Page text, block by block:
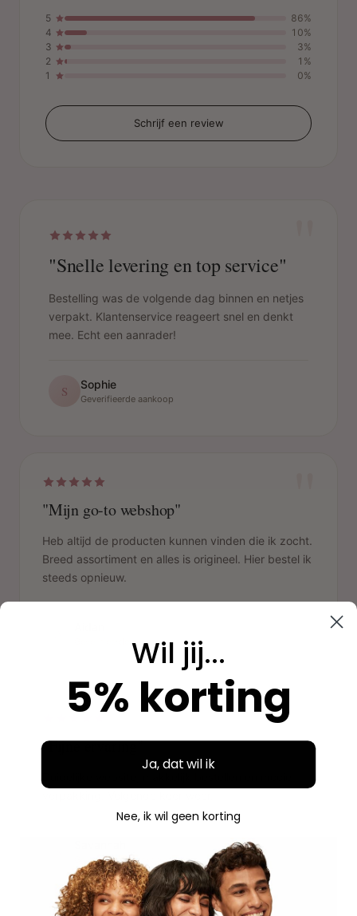
5
86%
4
10%
3
3%
2
1%
1
0%
Schrijf een review
"Snelle levering en top service"
Bestelling was de volgende dag binnen en netjes
verpakt. Klantenservice reageert snel en denkt
mee. Echt een aanrader!
S Sophie
Geverifieerde aankoop
"Mijn go-to webshop"
Heb altijd de producten kunnen vinden die ik zocht.
Breed assortiment en alles is origineel. Hier bestel ik
steeds opnieuw.
Geverifieerde aankoop
"
"Fijne ervaring"
Geverifieerde aankoop
Wil jij...
5% korting
Ja, dat wil ik
Nee, ik wil geen korting